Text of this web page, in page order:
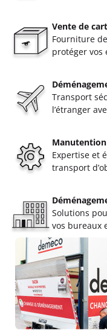
Vente de
Fourniture
protéger vos
Transport
l’étranger
Expertise et
transport
Solutions
vos bureaux